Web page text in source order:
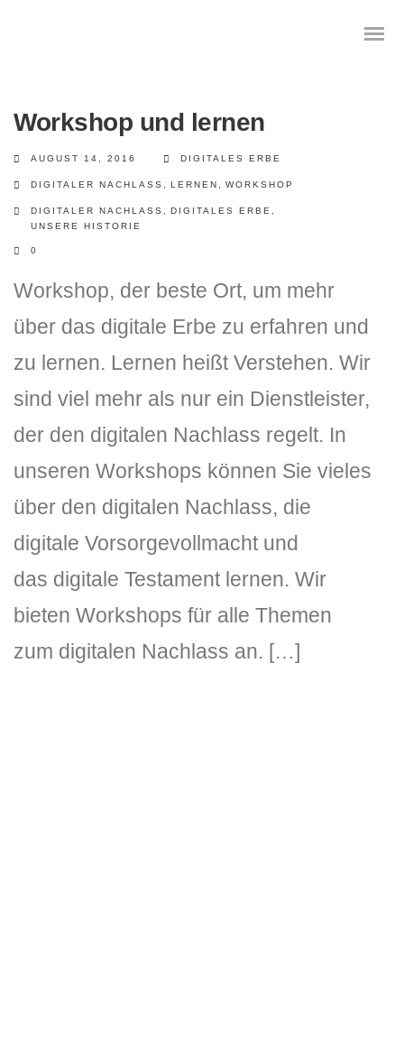
Das digitale Testament
Digitale Vorsorge
Geräteanalyse und Datensicherung
Internetsuche
Wie regeln Sie ihren digitalen Nachlass
DLH Stick – Sicherheitskonzept
Workshop und lernen
AUGUST 14, 2016 DIGITALES ERBE
DIGITALER NACHLASS LERNEN WORKSHOP
DIGITALER NACHLASS DIGITALES ERBE
UNSERE HISTORIE
0
Workshop, der beste Ort, um mehr
über das digitale Erbe zu erfahren und
zu lernen. Lernen heißt Verstehen. Wir
sind viel mehr als nur ein Dienstleister,
der den digitalen Nachlass regelt. In
unseren Workshops können Sie vieles
über den digitalen Nachlass, die
digitale Vorsorgevollmacht und
das digitale Testament lernen. Wir
bieten Workshops für alle Themen
zum digitalen Nachlass an. […]